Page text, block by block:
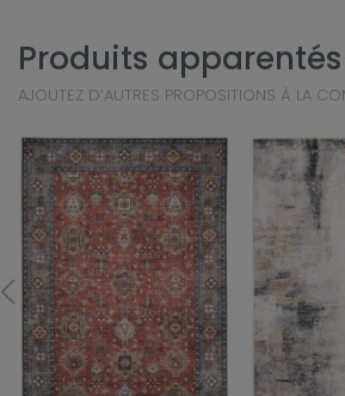
Produits apparentés
AJOUTEZ D’AUTRES PROPOSITIONS À LA